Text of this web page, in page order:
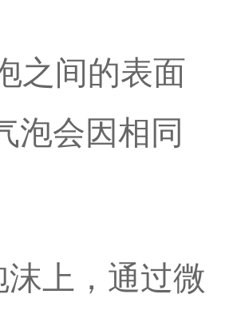
之间的表面
泡会因相同
上，通过微